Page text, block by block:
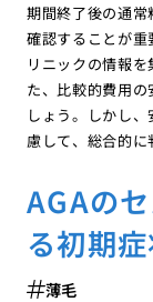
期間終了後の通常
確認することが
リニックの情報
た、比較的費用
しょう。しかし
慮して、総合的に
AGAの
る初期
薄毛